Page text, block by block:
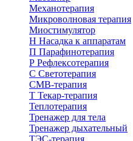
Механотерапия
Микроволновая терапия
Миостимулятор
Н Насадка к аппаратам
П Парафинотерапия
Р Рефлексотерапия
С Светотерапия
СМВ-терапия
Т Текар-терапия
Теплотерапия
Тренажер для тела
Тренажер дыхательный
ТЭС-терапия